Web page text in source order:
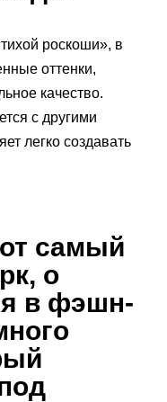
роскоши», в
оттенки,
качество.
с другими
легко создавать
самый
о
в фэшн-